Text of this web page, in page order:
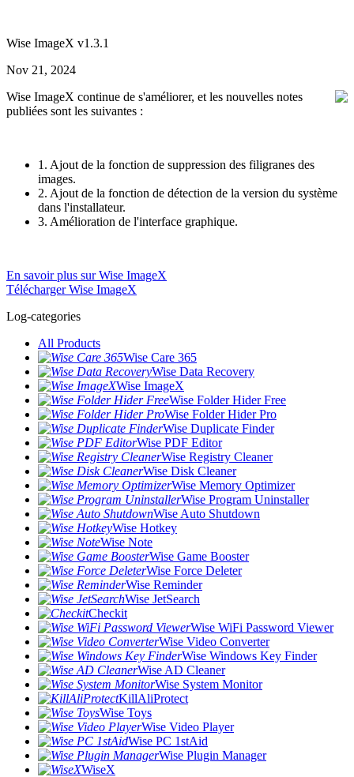
Wise ImageX v1.3.1
Nov 21, 2024
Wise ImageX continue de s'améliorer, et les nouvelles notes
publiées sont les suivantes :
1. Ajout de la fonction de suppression des filigranes des
images.
2. Ajout de la fonction de détection de la version du système
dans l'installateur.
3. Amélioration de l'interface graphique.
En savoir plus sur Wise ImageX
Télécharger Wise ImageX
Log-categories
All Products
Wise Care 365
Wise Data Recovery
Wise ImageX
Wise Folder Hider Free
Wise Folder Hider Pro
Wise Duplicate Finder
Wise PDF Editor
Wise Registry Cleaner
Wise Disk Cleaner
Wise Memory Optimizer
Wise Program Uninstaller
Wise Auto Shutdown
Wise Hotkey
Wise Note
Wise Game Booster
Wise Force Deleter
Wise Reminder
Wise JetSearch
Checkit
Wise WiFi Password Viewer
Wise Video Converter
Wise Windows Key Finder
Wise AD Cleaner
Wise System Monitor
KillAliProtect
Wise Toys
Wise Video Player
Wise PC 1stAid
Wise Plugin Manager
WiseX